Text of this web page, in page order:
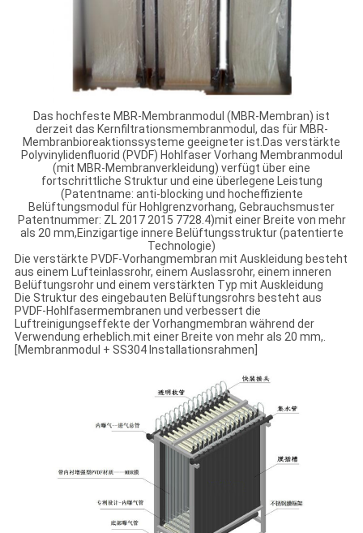
Das hochfeste MBR-Membranmodul (MBR-Membran) ist
derzeit das Kernfiltrationsmembranmodul, das für MBR-
Membranbioreaktionssysteme geeigneter ist.Das verstärkte
Polyvinylidenfluorid (PVDF) Hohlfaser Vorhang Membranmodul
(mit MBR-Membranverkleidung) verfügt über eine
fortschrittliche Struktur und eine überlegene Leistung
(Patentname: anti-blocking und hocheffiziente
Belüftungsmodul für Hohlgrenzvorhang, Gebrauchsmuster
Patentnummer: ZL 2017 2015 7728.4)mit einer Breite von mehr
als 20 mm,Einzigartige innere Belüftungsstruktur (patentierte
Technologie)
Die verstärkte PVDF-Vorhangmembran mit Auskleidung besteht
aus einem Lufteinlassrohr, einem Auslassrohr, einem inneren
Belüftungsrohr und einem verstärkten Typ mit Auskleidung
Die Struktur des eingebauten Belüftungsrohrs besteht aus
PVDF-Hohlfasermembranen und verbessert die
Luftreinigungseffekte der Vorhangmembran während der
Verwendung erheblich.mit einer Breite von mehr als 20 mm,.
[Membranmodul + SS304 Installationsrahmen]